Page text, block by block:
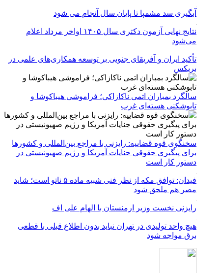
آبگیری سد مشمپا تا پایان سال آنجام می شود
نتایج نهایی آزمون دکتری سال ۱۴۰۵ اواخر مرداد اعلام
می‌شود
تأکید ایران و آفریقای جنوبی بر توسعه همکاری‌های علمی در
بریکس
سالگرد بمباران اتمی ناکازاکی؛ فراموشی هیباکوشا و
تابوشکنی هسته‌ای غرب
سخنگوی قوه قضاییه: رایزنی‌ با مراجع بین‌المللی و کشور‌ها
برای پیگیری حقوقی جنایات آمریکا و رژیم صهیونیستی در
دستور کار است
فیدان: توافق مکه از نظر فنی شبیه ماده ۵ ناتو است؛ شاید
مصر هم ملحق شود
رایزنی نخست وزیر ارمنستان با الهام علی اف
هیچ واحد تولیدی در تهران نباید بدون اطلاع قبلی با قطعی
برق مواجه شود